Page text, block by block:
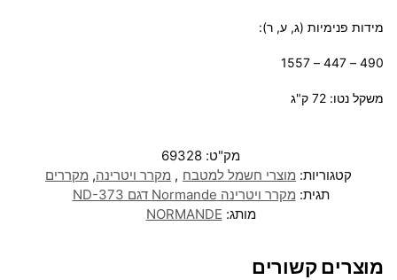
מידות פנימיות (ג, ע, ר):
490 – 447 – 1557
משקל נטו: 72 ק"ג
מק"ט: 69328
קטגוריות: מוצרי חשמל למטבח , מקרר ויטרינה, מקררים
תגית: מקרר ויטרינה Normande דגם ND-373
מותג: NORMANDE
מוצרים קשורים